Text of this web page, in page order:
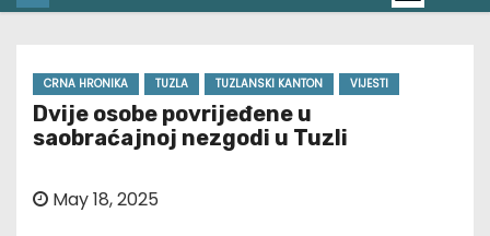
CRNA HRONIKA TUZLA TUZLANSKI KANTON VIJESTI
Dvije osobe povrijeđene u
saobraćajnoj nezgodi u Tuzli
May 18, 2025